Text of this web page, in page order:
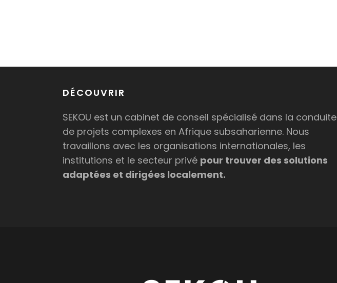
DÉCOUVRIR
SEKOU est un cabinet de conseil spécialisé dans la conduite
de projets complexes en Afrique subsaharienne. Nous
travaillons avec les organisations internationales, les
institutions et le secteur privé pour trouver des solutions
adaptées et dirigées localement.